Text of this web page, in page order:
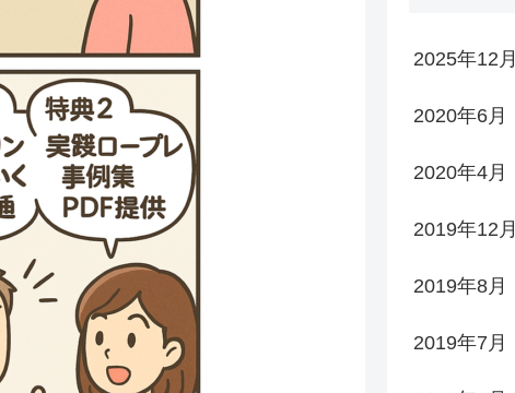
2025年12月
2020年6月
2020年4月
2019年12月
2019年8月
2019年7月